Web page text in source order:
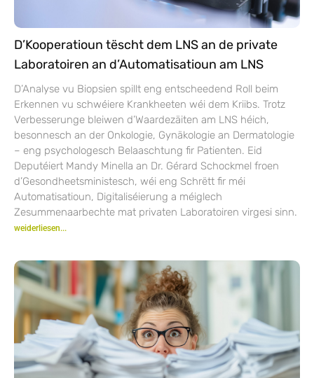
D’Kooperatioun tëscht dem LNS an de private
Laboratoiren an d’Automatisatioun am LNS
D’Analyse vu Biopsien spillt eng entscheedend Roll beim
Erkennen vu schwéiere Krankheeten wéi dem Kriibs. Trotz
Verbesserunge bleiwen d’Waardezäiten am LNS héich,
besonnesch an der Onkologie, Gynäkologie an Dermatologie
– eng psychologesch Belaaschtung fir Patienten. Eid
Deputéiert Mandy Minella an Dr. Gérard Schockmel froen
d’Gesondheetsministesch, wéi eng Schrëtt fir méi
Automatisatioun, Digitaliséierung a méiglech
Zesummenaarbechte mat privaten Laboratoiren virgesi sinn.
weiderliesen...